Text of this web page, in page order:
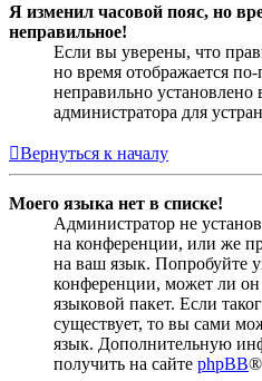
Я изменил часовой пояс, но
неправильное!
Если вы уверены, что
но время отображается
неправильно установлено
администратора для
Вернуться к началу
Моего языка нет в списке!
Администратор не
на конференции, или же
на ваш язык. Попробуйте
конференции, может ли
языковой пакет. Если
существует, то вы сами
язык. Дополнительную
получить на сайте phpBB